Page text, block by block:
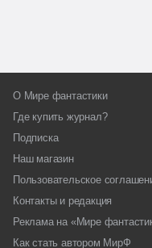
О Мире фантастики
Где купить журнал?
Подписка
Наш магазин
Пользовательское
Контакты и редакция
Реклама на «Мире
Как стать автором МирФ